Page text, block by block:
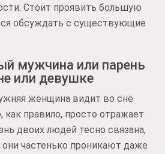
Стоит проявить большую
обсуждать с существующие
мужчина или парень
или девушке
женщина видит во сне
правило, просто отражает
двоих людей тесно связана,
они частенько проникают даже